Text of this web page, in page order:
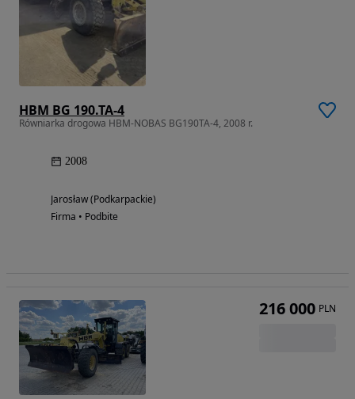
HBM BG 190.TA-4
Równiarka drogowa HBM-NOBAS BG190TA-4, 2008 r.
2008
Jarosław (Podkarpackie)
Firma • Podbite
216 000 PLN